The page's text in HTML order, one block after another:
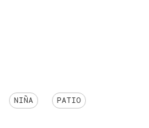
NIÑA PATIO